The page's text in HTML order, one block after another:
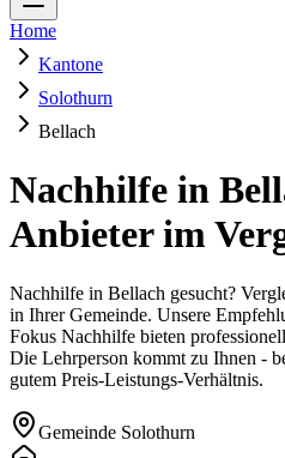
Home
Kantone
Solothurn
Bellach
Nachhilfe in
Anbieter im
Nachhilfe in Bellach gesucht?
in Ihrer Gemeinde. Unsere
Fokus Nachhilfe bieten
Die Lehrperson kommt zu Ihnen -
gutem Preis-Leistungs-Verhältnis.
Gemeinde Solothurn